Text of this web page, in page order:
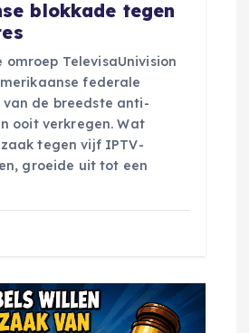
blokkade tegen
omroep TelevisaUnivision
federale
van de breedste anti-
ooit verkregen. Wat
tegen vijf IPTV-
groeide uit tot een